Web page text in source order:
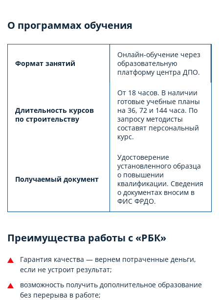
О программах обучения
Формат занятий
Онлайн-обучение через
образовательную
платформу центра ДПО.
Длительность курсов
по строительству
От 18 часов. В наличии
готовые учебные планы
на 36, 72 и 144 часа. По
запросу методисты
составят персональный
курс.
Получаемый документ
Удостоверение
установленного образца
о повышении
квалификации. Сведения
о документах вносим в
ФИС ФРДО.
Преимущества работы с «РБК»
Гарантия качества — вернем потраченные деньги,
если не устроит результат;
возможность получить дополнительное образование
без перерыва в работе;